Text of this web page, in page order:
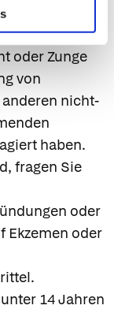
Nase
oder Zunge
von
nicht-
haben.
fragen Sie
oder
Ekzemen oder
14 Jahren